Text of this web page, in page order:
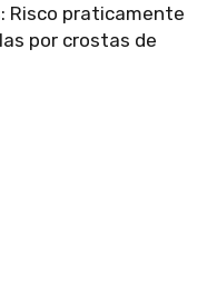
Risco praticamente
por crostas de